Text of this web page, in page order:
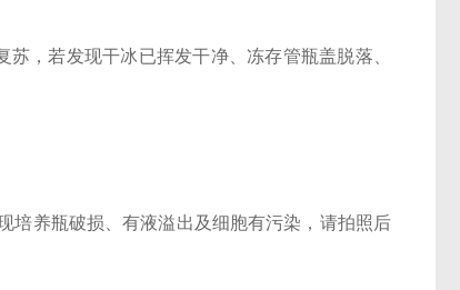
，若发现干冰已挥发干净、冻存管瓶盖脱落、
培养瓶破损、有液溢出及细胞有污染，请拍照后